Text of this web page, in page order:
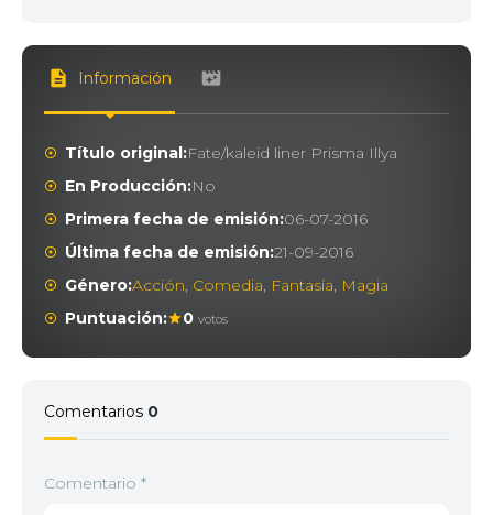
Información
Título original:Fate/kaleid liner Prisma Illya
En Producción:No
Primera fecha de emisión:06-07-2016
Última fecha de emisión:21-09-2016
Género:Acción, Comedia, Fantasía, Magia
Puntuación:
0 votos
Comentarios 0
Comentario *